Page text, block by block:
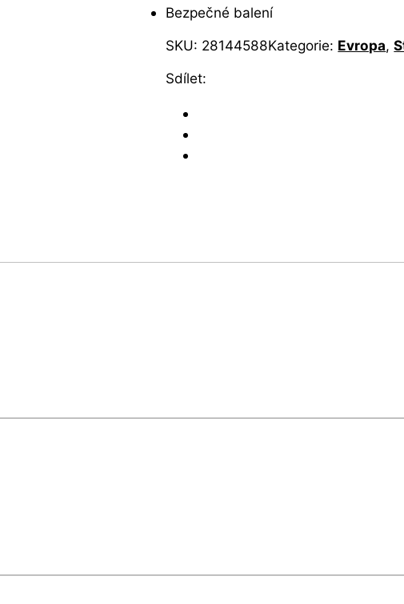
Bezpečné balení
SKU: 28144588Kategorie: Evropa,
Sdílet: